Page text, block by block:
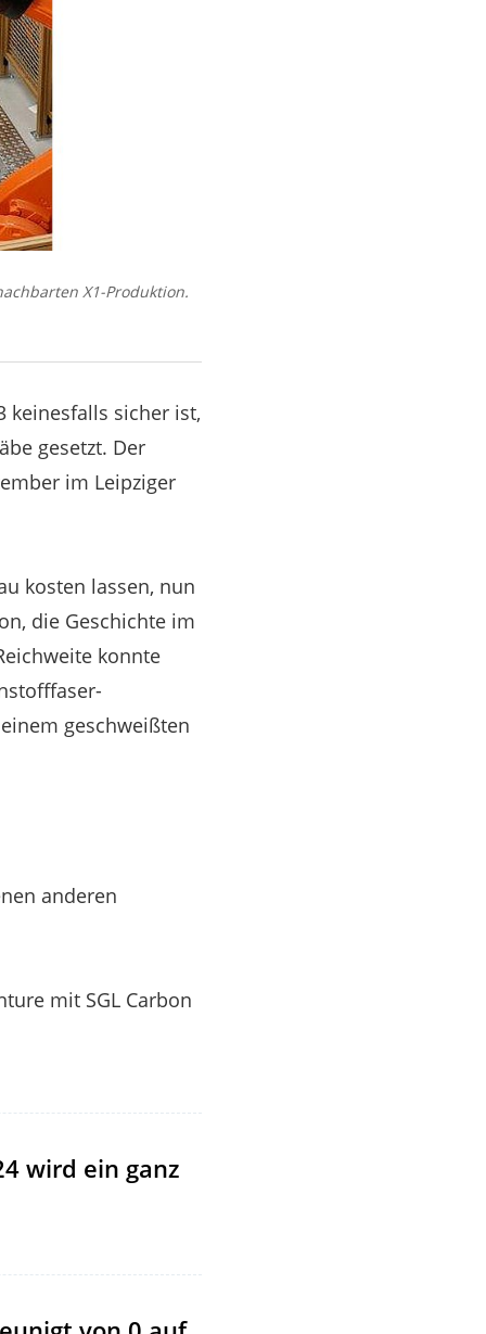
X1-Produktion.
keinesfalls sicher ist,
gesetzt. Der
im Leipziger
kosten lassen, nun
die Geschichte im
konnte
geschweißten
anderen
mit SGL Carbon
wird ein ganz